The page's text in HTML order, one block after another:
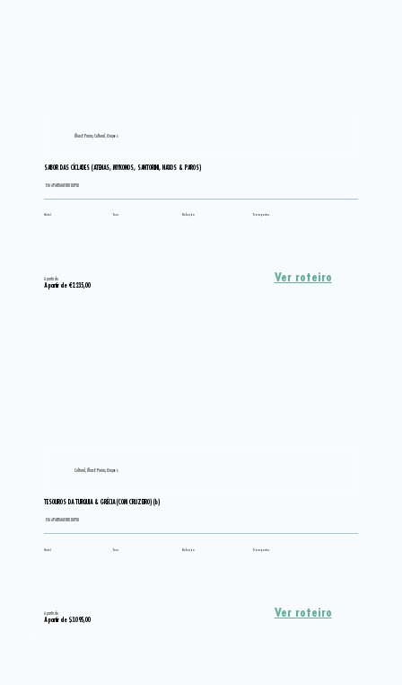
Ilhas E Praias, Cultural, Grupos
Ver roteiro
A partir de €2.235,00
A partir de
SABOR DAS CÍCLADES (ATENAS, MYKONOS, SANTORINI, NAXOS & PAROS)
EM APARTAMENTO DUPLO
Hotel Tour Refeição Transportes
Cultural, Ilhas E Praias, Grupos
Ver roteiro
A partir de $3.095,00
A partir de
TESOUROS DA TURQUIA & GRÉCIA (COM CRUZEIRO) (b)
EM APARTAMENTO DUPLO
Hotel Tour Refeição Transportes